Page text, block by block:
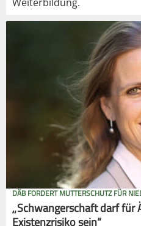
DÄB FORDERT MUTTERSCHUTZ FÜR
„Schwangerschaft darf für